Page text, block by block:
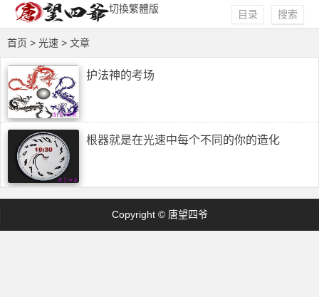
切換繁體版 搜索
目录
首页 > 光速 > 文章
护法神的考场
根器就是在光速中每个不同的你的造化
Copyright © 唐望四爷